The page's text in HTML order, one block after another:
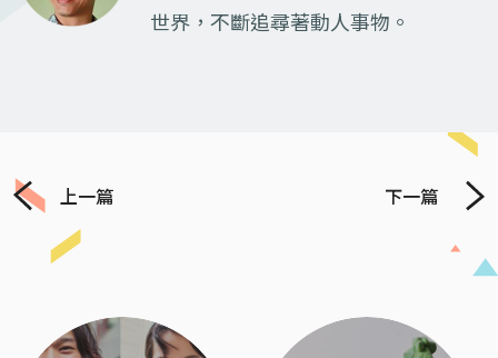
世界，不斷追尋著動人事物。
上一篇 下一篇
Next